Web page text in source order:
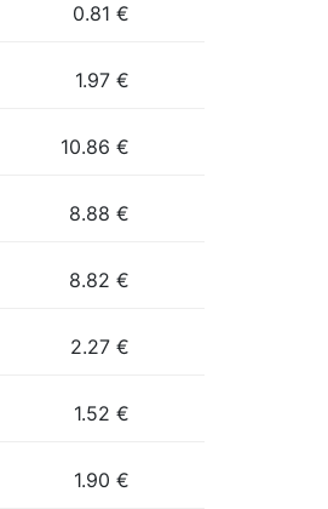
0.81 €
1.97 €
10.86 €
8.88 €
8.82 €
2.27 €
1.52 €
1.90 €